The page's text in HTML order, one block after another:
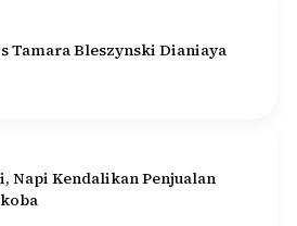
Tamara Bleszynski Dianiaya
Napi Kendalikan Penjualan